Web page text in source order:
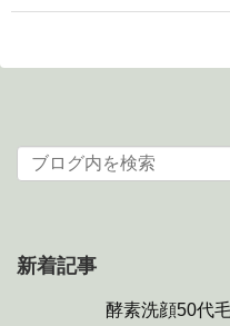
新着記事
酵素洗顔50代